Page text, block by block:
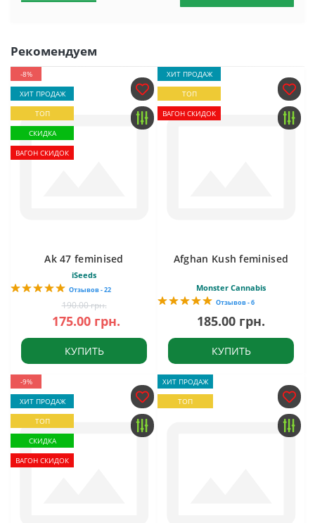
Рекомендуем
-8%
ХИТ ПРОДАЖ
ТОП
СКИДКА
ВАГОН СКИДОК
Ak 47 feminised
iSeeds
Отзывов - 22
190.00 грн.
175.00 грн.
КУПИТЬ
ХИТ ПРОДАЖ
ТОП
ВАГОН СКИДОК
Afghan Kush feminised
Monster Cannabis
Отзывов - 6
185.00 грн.
КУПИТЬ
-9%
ХИТ ПРОДАЖ
ТОП
СКИДКА
ВАГОН СКИДОК
ХИТ ПРОДАЖ
ТОП